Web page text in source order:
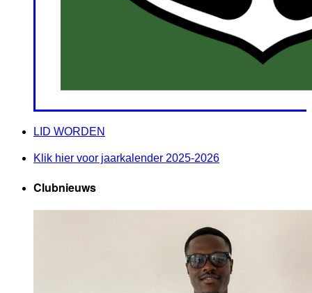
LID WORDEN
Klik hier voor jaarkalender 2025-2026
Clubnieuws